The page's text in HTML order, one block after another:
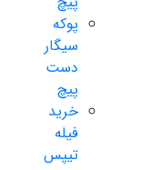
پوکه
سیگار
دست
پیچ
خرید
فیله
تیپس